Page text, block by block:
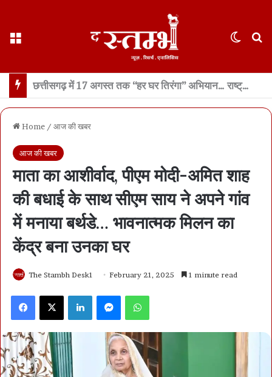
थानेदार भर्ती नतीजों में SPACE RANI और NEWS नामों पर बवाल… पीएससी का कड़ा खंडन- नाम वही जो फॉर्म में हैं… फेक नैरेटिव फैलाने का प्रयास- भाजपा
Home / आज की खबर
आज की खबर
माता का आशीर्वाद, पीएम मोदी-अमित शाह
की बधाई के साथ सीएम साय ने अपने गांव
में मनाया बर्थडे… भावनात्मक मिलन का
केंद्र बना उनका घर
The Stambh Desk1 February 21, 2025 1 minute read
Facebook X LinkedIn